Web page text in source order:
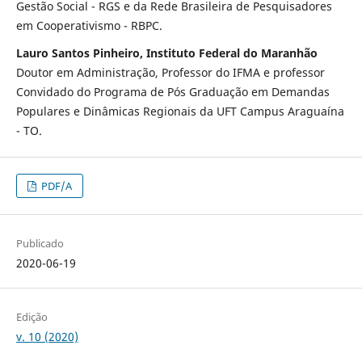
Gestão Social - RGS e da Rede Brasileira de Pesquisadores
em Cooperativismo - RBPC.
Lauro Santos Pinheiro, Instituto Federal do Maranhão
Doutor em Administração, Professor do IFMA e professor
Convidado do Programa de Pós Graduação em Demandas
Populares e Dinâmicas Regionais da UFT Campus Araguaína
- TO.
PDF/A
Publicado
2020-06-19
Edição
v. 10 (2020)